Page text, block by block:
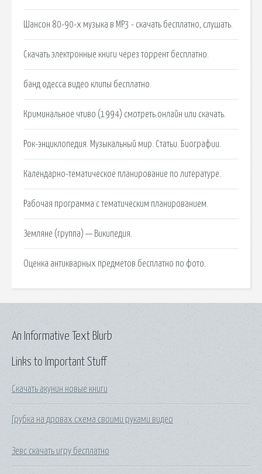
Шансон 80-90-х музыка в MP3 - скачать бесплатно, слушать.
Скачать электронные книги через торрент бесплатно.
банд одесса видео клипы бесплатно.
Криминальное чтиво (1994) смотреть онлайн или скачать.
Рок-энциклопедия. Музыкальный мир. Статьи. Биографии.
Календарно-тематическое планирование по литературе.
Рабочая программа с тематическим планированием.
Земляне (группа) — Википедия.
Оценка антикварных предметов бесплатно по фото.
Links to Important Stuff
Скачать акунин новые книги
Грубка на дровах схема своими руками видео
Зевс скачать игру бесплатно
An Informative Text Blurb